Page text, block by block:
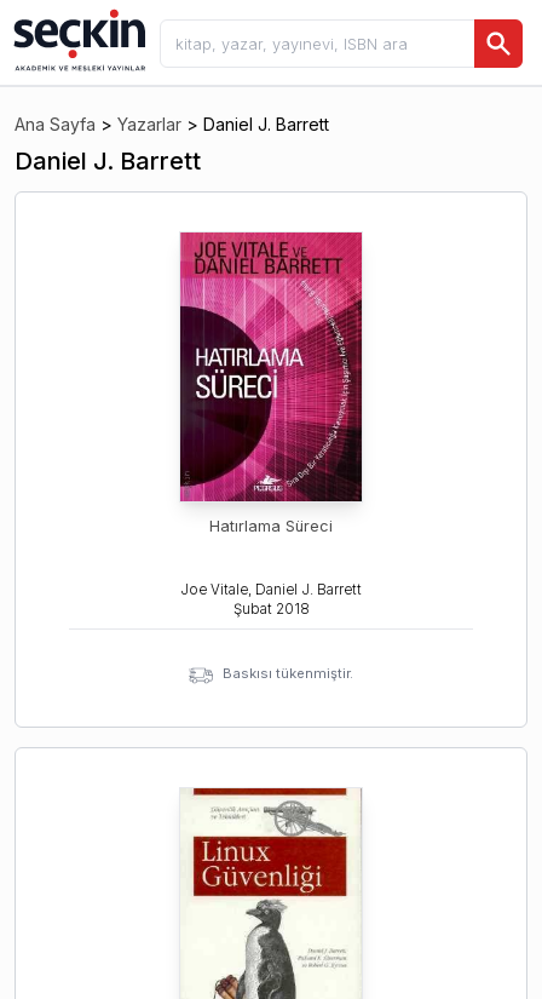
Ana Sayfa > Yazarlar > Daniel J. Barrett
Daniel J. Barrett
Hatırlama Süreci
Joe Vitale, Daniel J. Barrett
Şubat 2018
Baskısı tükenmiştir.